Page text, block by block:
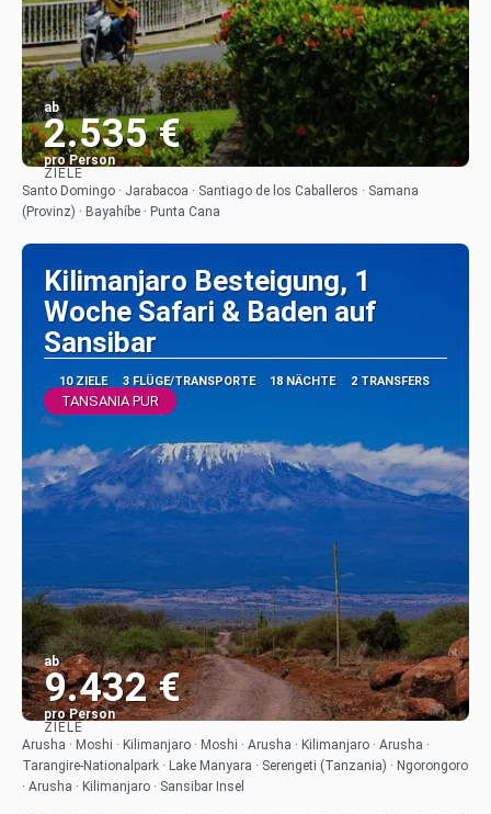
ab
2.535 €
pro Person
Sehen
ZIELE
Santo Domingo · Jarabacoa · Santiago de los Caballeros · Samana
(Provinz) · Bayahíbe · Punta Cana
Kilimanjaro Besteigung, 1
Woche Safari & Baden auf
Sansibar
10 ZIELE 3 FLÜGE/TRANSPORTE 18 NÄCHTE 2 TRANSFERS
TANSANIA PUR
ab
9.432 €
pro Person
Sehen
ZIELE
Arusha · Moshi · Kilimanjaro · Moshi · Arusha · Kilimanjaro · Arusha ·
Tarangire-Nationalpark · Lake Manyara · Serengeti (Tanzania) · Ngorongoro
· Arusha · Kilimanjaro · Sansibar Insel